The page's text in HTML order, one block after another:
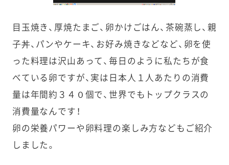
目玉焼き、厚焼たまご、卵かけごはん、茶碗蒸し、親
子丼、パンやケーキ、お好み焼きなどなど、卵を使
った料理は沢山あって、毎日のように私たちが食
べている卵ですが、実は日本人１人あたりの消費
量は年間約３４０個で、世界でもトップクラスの
消費量なんです！
卵の栄養パワーや卵料理の楽しみ方などもご紹介
しました。